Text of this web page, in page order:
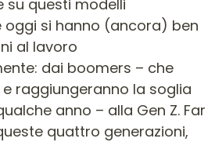
su questi modelli
si hanno (ancora) ben
al lavoro
dai boomers – che
raggiungeranno la soglia
anno – alla Gen Z. Far
quattro generazioni,